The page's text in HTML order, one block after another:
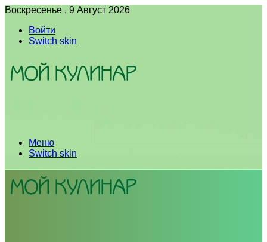
Воскресенье , 9 Август 2026
Войти
Switch skin
Меню
Switch skin